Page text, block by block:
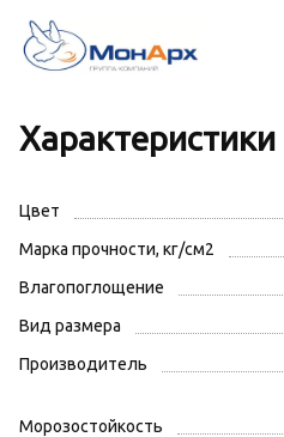
Характеристики
Цвет
Марка прочности, кг/см2
Влагопоглощение
Вид размера
Производитель
Морозостойкость